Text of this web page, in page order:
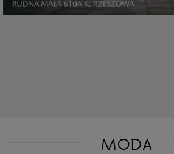
znajdziesz dodatkowe informacje dotyczące
Twoich uprawnień.
MODA